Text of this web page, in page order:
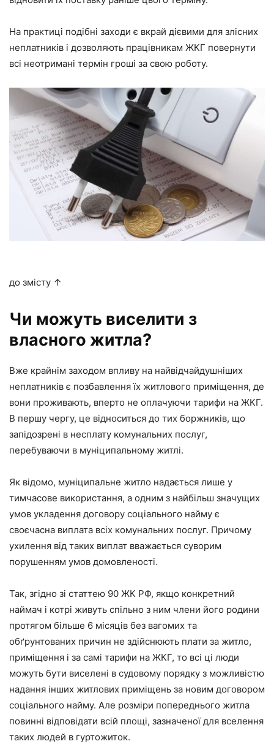
На практиці подібні заходи є вкрай дієвими для злісних
неплатників і дозволяють працівникам ЖКГ повернути
всі неотримані термін гроші за свою роботу.
до змісту ↑
Чи можуть виселити з
власного житла?
Вже крайнім заходом впливу на найвідчайдушніших
неплатників є позбавлення їх житлового приміщення, де
вони проживають, вперто не оплачуючи тарифи на ЖКГ.
В першу чергу, це відноситься до тих боржників, що
запідозрені в несплату комунальних послуг,
перебуваючи в муніципальному житлі.
Як відомо, муніципальне житло надається лише у
тимчасове використання, а одним з найбільш значущих
умов укладення договору соціального найму є
своєчасна виплата всіх комунальних послуг. Причому
ухилення від таких виплат вважається суворим
порушенням умов домовленості.
Так, згідно зі статтею 90 ЖК РФ, якщо конкретний
наймач і котрі живуть спільно з ним члени його родини
протягом більше 6 місяців без вагомих та
обґрунтованих причин не здійснюють плати за житло,
приміщення і за самі тарифи на ЖКГ, то всі ці люди
можуть бути виселені в судовому порядку з можливістю
надання інших житлових приміщень за новим договором
соціального найму. Але розміри попереднього житла
повинні відповідати всій площі, зазначеної для вселення
таких людей в гуртожиток.